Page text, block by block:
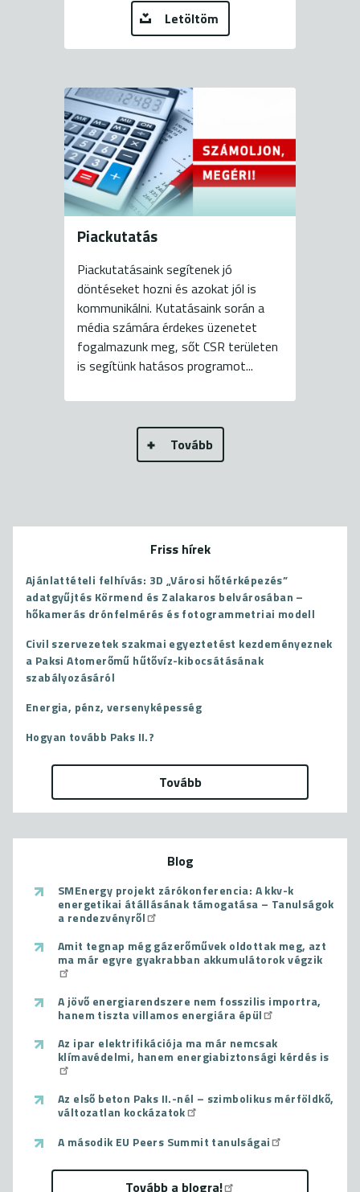
Letöltöm
Piackutatás
Piackutatásaink segítenek jó
döntéseket hozni és azokat jól is
kommunikálni. Kutatásaink során a
média számára érdekes üzenetet
fogalmazunk meg, sőt CSR területen
is segítünk hatásos programot...
Tovább
Friss hírek
Ajánlattételi felhívás: 3D „Városi hőtérképezés”
adatgyűjtés Körmend és Zalakaros belvárosában –
hőkamerás drónfelmérés és fotogrammetriai modell
Civil szervezetek szakmai egyeztetést kezdeményeznek
a Paksi Atomerőmű hűtővíz-kibocsátásának
szabályozásáról
Energia, pénz, versenyképesség
Hogyan tovább Paks II.?
Tovább
Blog
SMEnergy projekt zárókonferencia: A kkv-k
energetikai átállásának támogatása – Tanulságok
a rendezvényről
Amit tegnap még gázerőművek oldottak meg, azt
ma már egyre gyakrabban akkumulátorok végzik
A jövő energiarendszere nem fosszilis importra,
hanem tiszta villamos energiára épül
Az ipar elektrifikációja ma már nemcsak
klímavédelmi, hanem energiabiztonsági kérdés is
Az első beton Paks II.-nél – szimbolikus mérföldkő,
változatlan kockázatok
A második EU Peers Summit tanulságai
Tovább a blogra!